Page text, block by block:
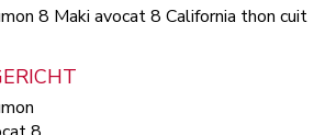
8 Maki avocat 8 California thon cuit